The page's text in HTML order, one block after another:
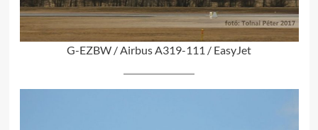
G-EZBW / Airbus A319-111 / EasyJet